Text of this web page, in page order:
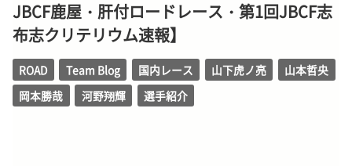
JBCF鹿屋・肝付ロードレース・第1回JBCF志
布志クリテリウム速報】
ROAD Team Blog 国内レース 山下虎ノ亮
山本哲央
岡本勝哉
河野翔輝 選手紹介